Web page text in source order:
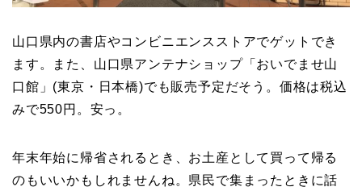
山口県内の書店やコンビニエンスストアでゲットでき
ます。また、山口県アンテナショップ「おいでませ山
口館」(東京・日本橋)でも販売予定だそう。価格は税込
みで550円。安っ。
年末年始に帰省されるとき、お土産として買って帰る
のもいいかもしれませんね。県民で集まったときに話